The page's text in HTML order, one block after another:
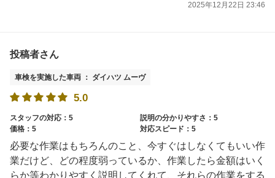
2025年12月22日 23:46
投稿者さん
車検を実施した車両 ： ダイハツ ムーヴ
5.0
スタッフの対応：5
説明の分かりやすさ：5
価格：5
対応スピード：5
必要な作業はもちろんのこと、今すぐはしなくてもいい作
業だけど、どの程度弱っているか、作業したら金額はいく
らか等わかりやすく説明してくれて、それらの作業をする